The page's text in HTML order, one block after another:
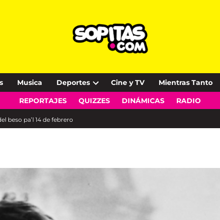
Musica Deportes
Open
dropdown
Cine y TV Mientras Tanto
REPORTAJES QUIZZES DINÁMICAS RADIO
beso pa’l 14 de febrero